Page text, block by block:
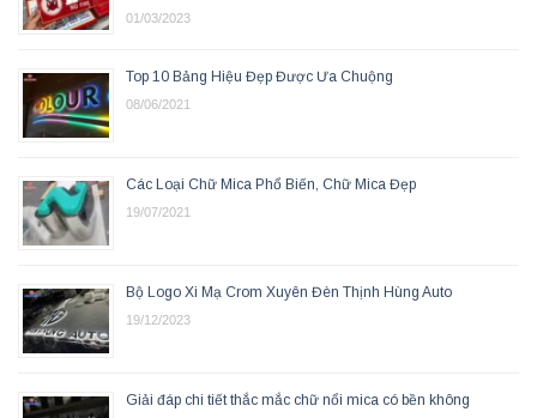
01/03/2023
Top 10 Bảng Hiệu Đẹp Được Ưa Chuộng
08/06/2021
Các Loại Chữ Mica Phổ Biến, Chữ Mica Đẹp
19/07/2021
Bộ Logo Xi Mạ Crom Xuyên Đèn Thịnh Hùng Auto
19/12/2023
Giải đáp chi tiết thắc mắc chữ nổi mica có bền không